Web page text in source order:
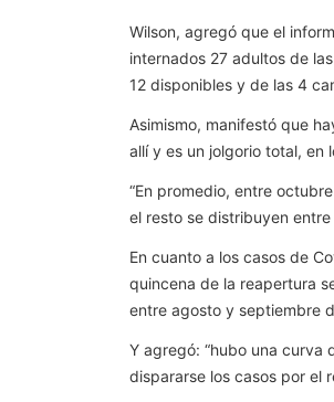
Wilson, agregó que el
internados 27 adultos de
12 disponibles y de las 4
Asimismo, manifestó que
allí y es un jolgorio total, en
“En promedio, entre
el resto se distribuyen
En cuanto a los casos de
quincena de la reapertura
entre agosto y septiembre
Y agregó: “hubo una curva
dispararse los casos por el